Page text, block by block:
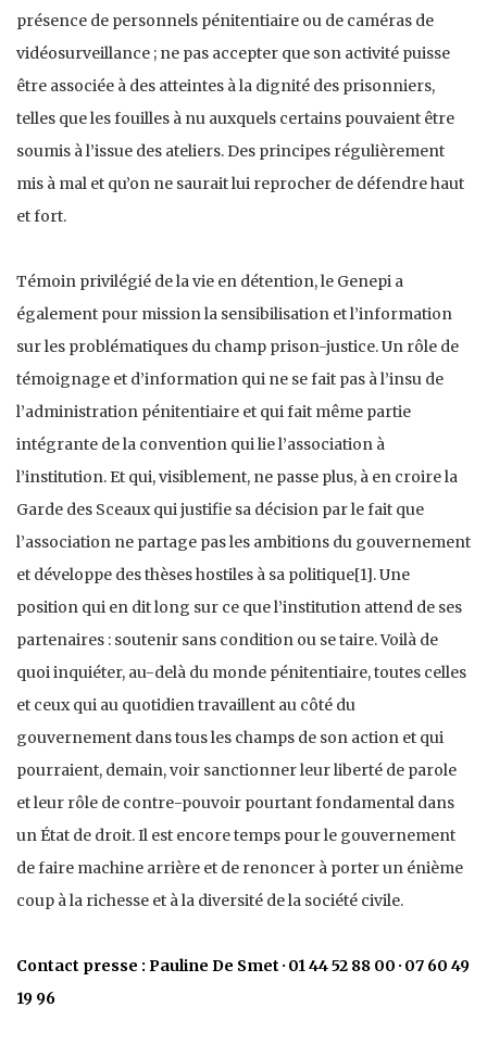
présence de personnels pénitentiaire ou de caméras de
vidéosurveillance ; ne pas accepter que son activité puisse
être associée à des atteintes à la dignité des prisonniers,
telles que les fouilles à nu auxquels certains pouvaient être
soumis à l’issue des ateliers. Des principes régulièrement
mis à mal et qu’on ne saurait lui reprocher de défendre haut
et fort.
Témoin privilégié de la vie en détention, le Genepi a
également pour mission la sensibilisation et l’information
sur les problématiques du champ prison-justice. Un rôle de
témoignage et d’information qui ne se fait pas à l’insu de
l’administration pénitentiaire et qui fait même partie
intégrante de la convention qui lie l’association à
l’institution. Et qui, visiblement, ne passe plus, à en croire la
Garde des Sceaux qui justifie sa décision par le fait que
l’association ne partage pas les ambitions du gouvernement
et développe des thèses hostiles à sa politique[1]. Une
position qui en dit long sur ce que l’institution attend de ses
partenaires : soutenir sans condition ou se taire. Voilà de
quoi inquiéter, au-delà du monde pénitentiaire, toutes celles
et ceux qui au quotidien travaillent au côté du
gouvernement dans tous les champs de son action et qui
pourraient, demain, voir sanctionner leur liberté de parole
et leur rôle de contre-pouvoir pourtant fondamental dans
un État de droit. Il est encore temps pour le gouvernement
de faire machine arrière et de renoncer à porter un énième
coup à la richesse et à la diversité de la société civile.
Contact presse : Pauline De Smet · 01 44 52 88 00 · 07 60 49
19 96